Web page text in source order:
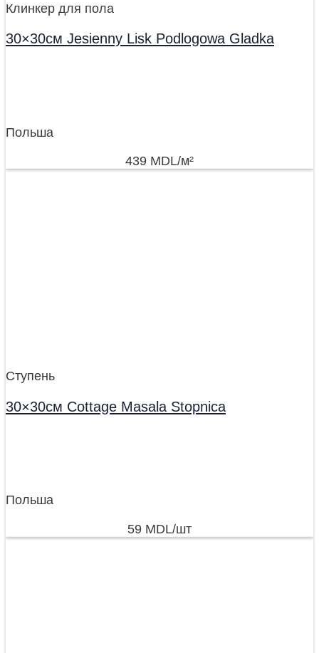
Клинкер для пола
30×30см Jesienny Lisk Podlogowa Gladka
Польша
439 MDL/м²
Ступень
30×30см Cottage Masala Stopnica
Польша
59 MDL/шт